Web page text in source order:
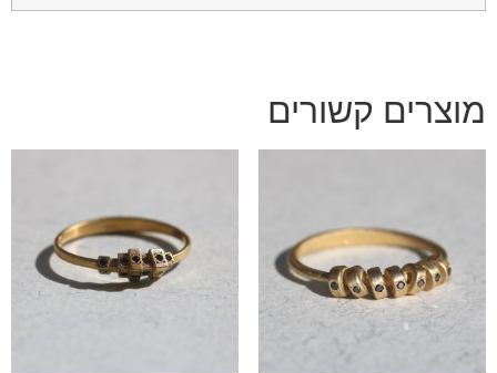
מוצרים קשורים